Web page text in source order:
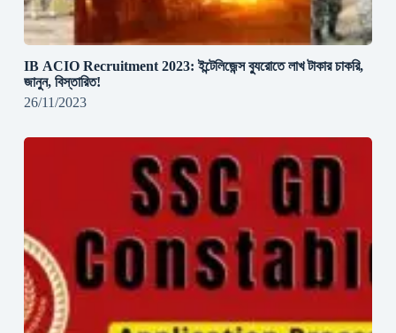
IB ACIO Recruitment 2023: ইন্টেলিজেন্স ব্যুরোতে লাখ টাকার চাকরি,
জানুন, বিস্তারিত!
26/11/2023